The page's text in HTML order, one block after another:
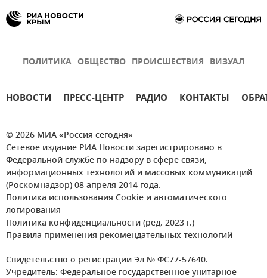
ПОЛИТИКА ОБЩЕСТВО ПРОИСШЕСТВИЯ ВИЗУАЛ
НОВОСТИ ПРЕСС-ЦЕНТР РАДИО КОНТАКТЫ
© 2026 МИА «Россия сегодня»
Сетевое издание РИА Новости зарегистрировано в
Федеральной службе по надзору в сфере связи,
информационных технологий и массовых коммуникаций
(Роскомнадзор) 08 апреля 2014 года.
Политика использования Cookie и автоматического
логирования
Политика конфиденциальности (ред. 2023 г.)
Правила применения рекомендательных технологий
Свидетельство о регистрации Эл № ФС77-57640.
Учредитель: Федеральное государственное унитарное